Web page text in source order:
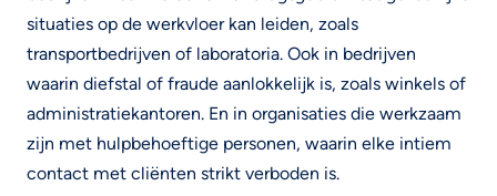
situaties op de werkvloer kan leiden, zoals
transportbedrijven of laboratoria. Ook in bedrijven
waarin diefstal of fraude aanlokkelijk is, zoals winkels of
administratiekantoren. En in organisaties die werkzaam
zijn met hulpbehoeftige personen, waarin elke intiem
contact met cliënten strikt verboden is.